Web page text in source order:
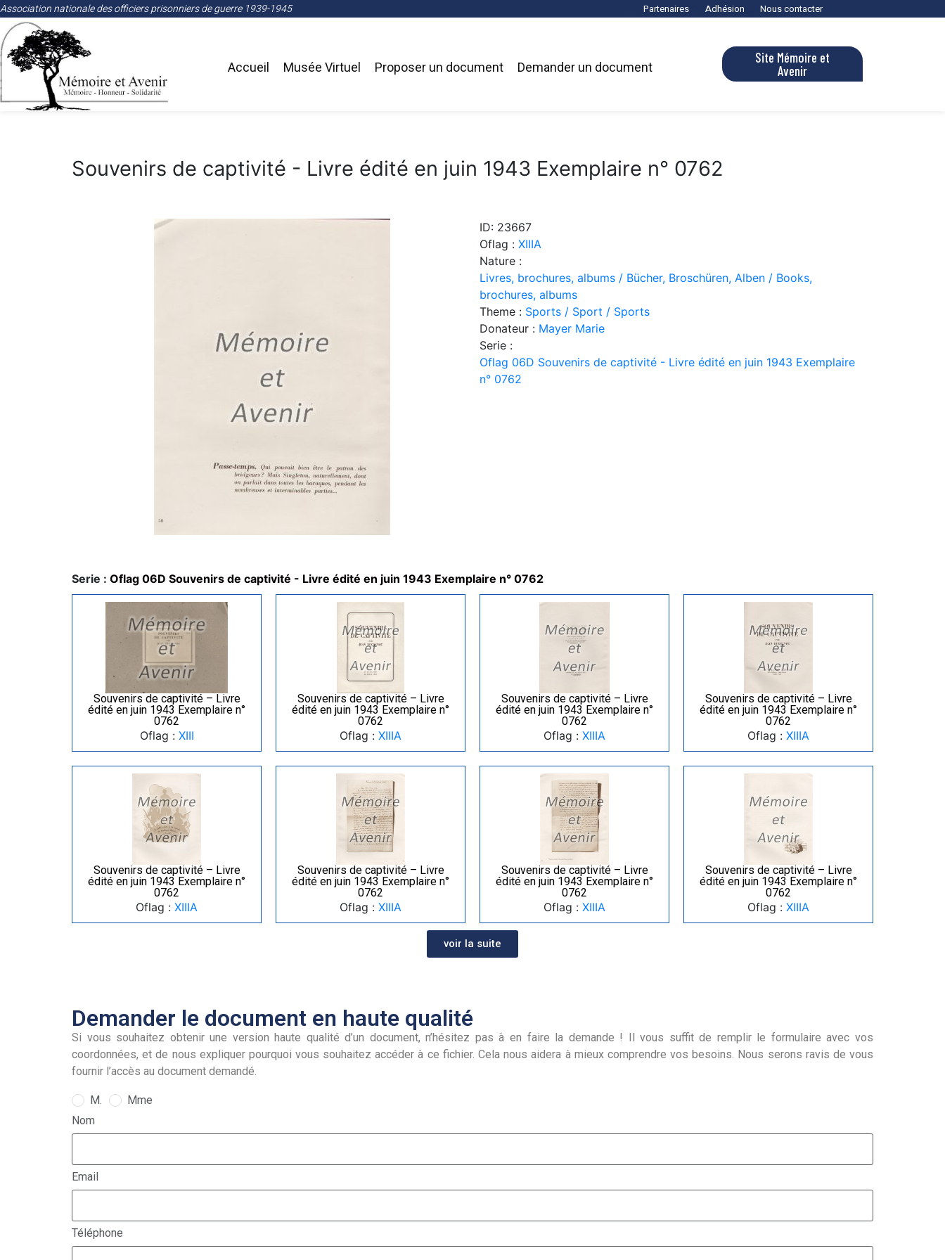
Association nationale des officiers prisonniers de guerre 1939-1945 Partenaires Adhésion Nous contacter
Accueil Musée Virtuel Proposer un document Demander un document
Site Mémoire et
Avenir
Souvenirs de captivité - Livre édité en juin 1943 Exemplaire n° 0762
ID: 23667
Oflag : XIIIA
Nature :
Livres, brochures, albums / Bücher, Broschüren, Alben / Books,
brochures, albums
Theme : Sports / Sport / Sports
Donateur : Mayer Marie
Serie :
Oflag 06D Souvenirs de captivité - Livre édité en juin 1943 Exemplaire
n° 0762
Serie : Oflag 06D Souvenirs de captivité - Livre édité en juin 1943 Exemplaire n° 0762
Souvenirs de captivité – Livre
édité en juin 1943 Exemplaire n°
0762
Oflag : XIII
Souvenirs de captivité – Livre
édité en juin 1943 Exemplaire n°
0762
Oflag : XIIIA
Souvenirs de captivité – Livre
édité en juin 1943 Exemplaire n°
0762
Oflag : XIIIA
Souvenirs de captivité – Livre
édité en juin 1943 Exemplaire n°
0762
Oflag : XIIIA
Souvenirs de captivité – Livre
édité en juin 1943 Exemplaire n°
0762
Oflag : XIIIA
Souvenirs de captivité – Livre
édité en juin 1943 Exemplaire n°
0762
Oflag : XIIIA
Souvenirs de captivité – Livre
édité en juin 1943 Exemplaire n°
0762
Oflag : XIIIA
Souvenirs de captivité – Livre
édité en juin 1943 Exemplaire n°
0762
Oflag : XIIIA
voir la suite
Demander le document en haute qualité
Si vous souhaitez obtenir une version haute qualité d’un document, n’hésitez pas à en faire la demande ! Il vous suffit de remplir le formulaire avec vos
coordonnées, et de nous expliquer pourquoi vous souhaitez accéder à ce fichier. Cela nous aidera à mieux comprendre vos besoins. Nous serons ravis de vous
fournir l’accès au document demandé.
M.
Mme
Nom
Email
Téléphone